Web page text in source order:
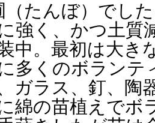
（たんぼ）でし
強く、かつ土質
中。最初は大き
多くのボランテ
ガラス、釘、陶
綿の苗植えでボ